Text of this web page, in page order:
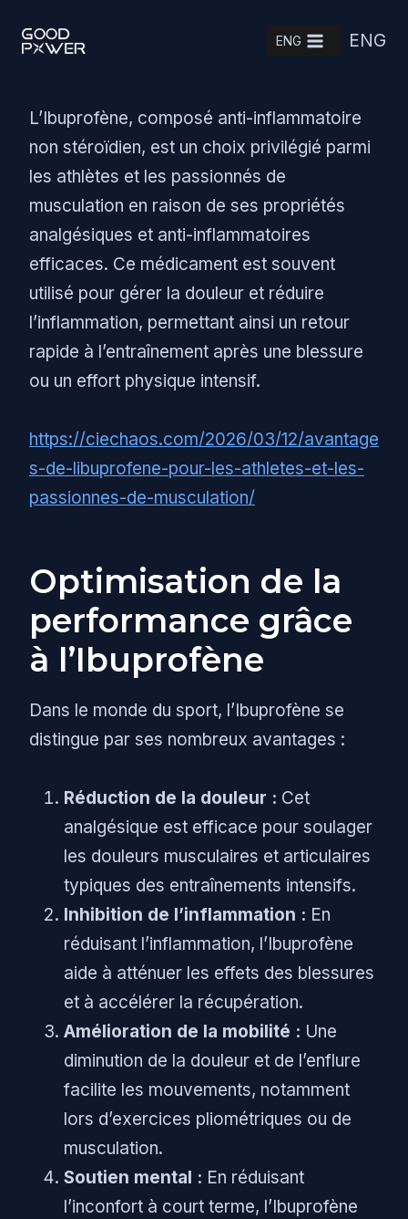
ENG ENG
L’Ibuprofène, composé anti-inflammatoire
non stéroïdien, est un choix privilégié parmi
les athlètes et les passionnés de
musculation en raison de ses propriétés
analgésiques et anti-inflammatoires
efficaces. Ce médicament est souvent
utilisé pour gérer la douleur et réduire
l’inflammation, permettant ainsi un retour
rapide à l’entraînement après une blessure
ou un effort physique intensif.
https://ciechaos.com/2026/03/12/avantage
s-de-libuprofene-pour-les-athletes-et-les-
passionnes-de-musculation/
Optimisation de la
performance grâce
à l’Ibuprofène
Dans le monde du sport, l’Ibuprofène se
distingue par ses nombreux avantages :
Réduction de la douleur : Cet
analgésique est efficace pour soulager
les douleurs musculaires et articulaires
typiques des entraînements intensifs.
Inhibition de l’inflammation : En
réduisant l’inflammation, l’Ibuprofène
aide à atténuer les effets des blessures
et à accélérer la récupération.
Amélioration de la mobilité : Une
diminution de la douleur et de l’enflure
facilite les mouvements, notamment
lors d’exercices pliométriques ou de
musculation.
Soutien mental : En réduisant
l’inconfort à court terme, l’Ibuprofène